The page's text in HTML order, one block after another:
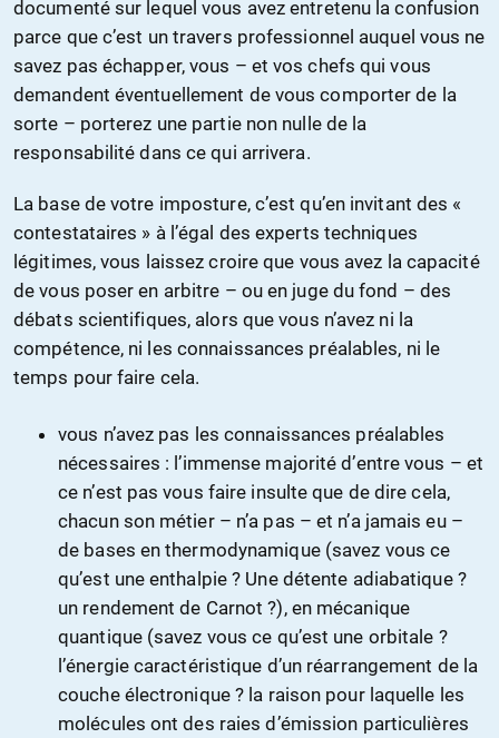
documenté sur lequel vous avez entretenu la confusion
parce que c’est un travers professionnel auquel vous ne
savez pas échapper, vous – et vos chefs qui vous
demandent éventuellement de vous comporter de la
sorte – porterez une partie non nulle de la
responsabilité dans ce qui arrivera.
La base de votre imposture, c’est qu’en invitant des «
contestataires » à l’égal des experts techniques
légitimes, vous laissez croire que vous avez la capacité
de vous poser en arbitre – ou en juge du fond – des
débats scientifiques, alors que vous n’avez ni la
compétence, ni les connaissances préalables, ni le
temps pour faire cela.
vous n’avez pas les connaissances préalables
nécessaires : l’immense majorité d’entre vous – et
ce n’est pas vous faire insulte que de dire cela,
chacun son métier – n’a pas – et n’a jamais eu –
de bases en thermodynamique (savez vous ce
qu’est une enthalpie ? Une détente adiabatique ?
un rendement de Carnot ?), en mécanique
quantique (savez vous ce qu’est une orbitale ?
l’énergie caractéristique d’un réarrangement de la
couche électronique ? la raison pour laquelle les
molécules ont des raies d’émission particulières